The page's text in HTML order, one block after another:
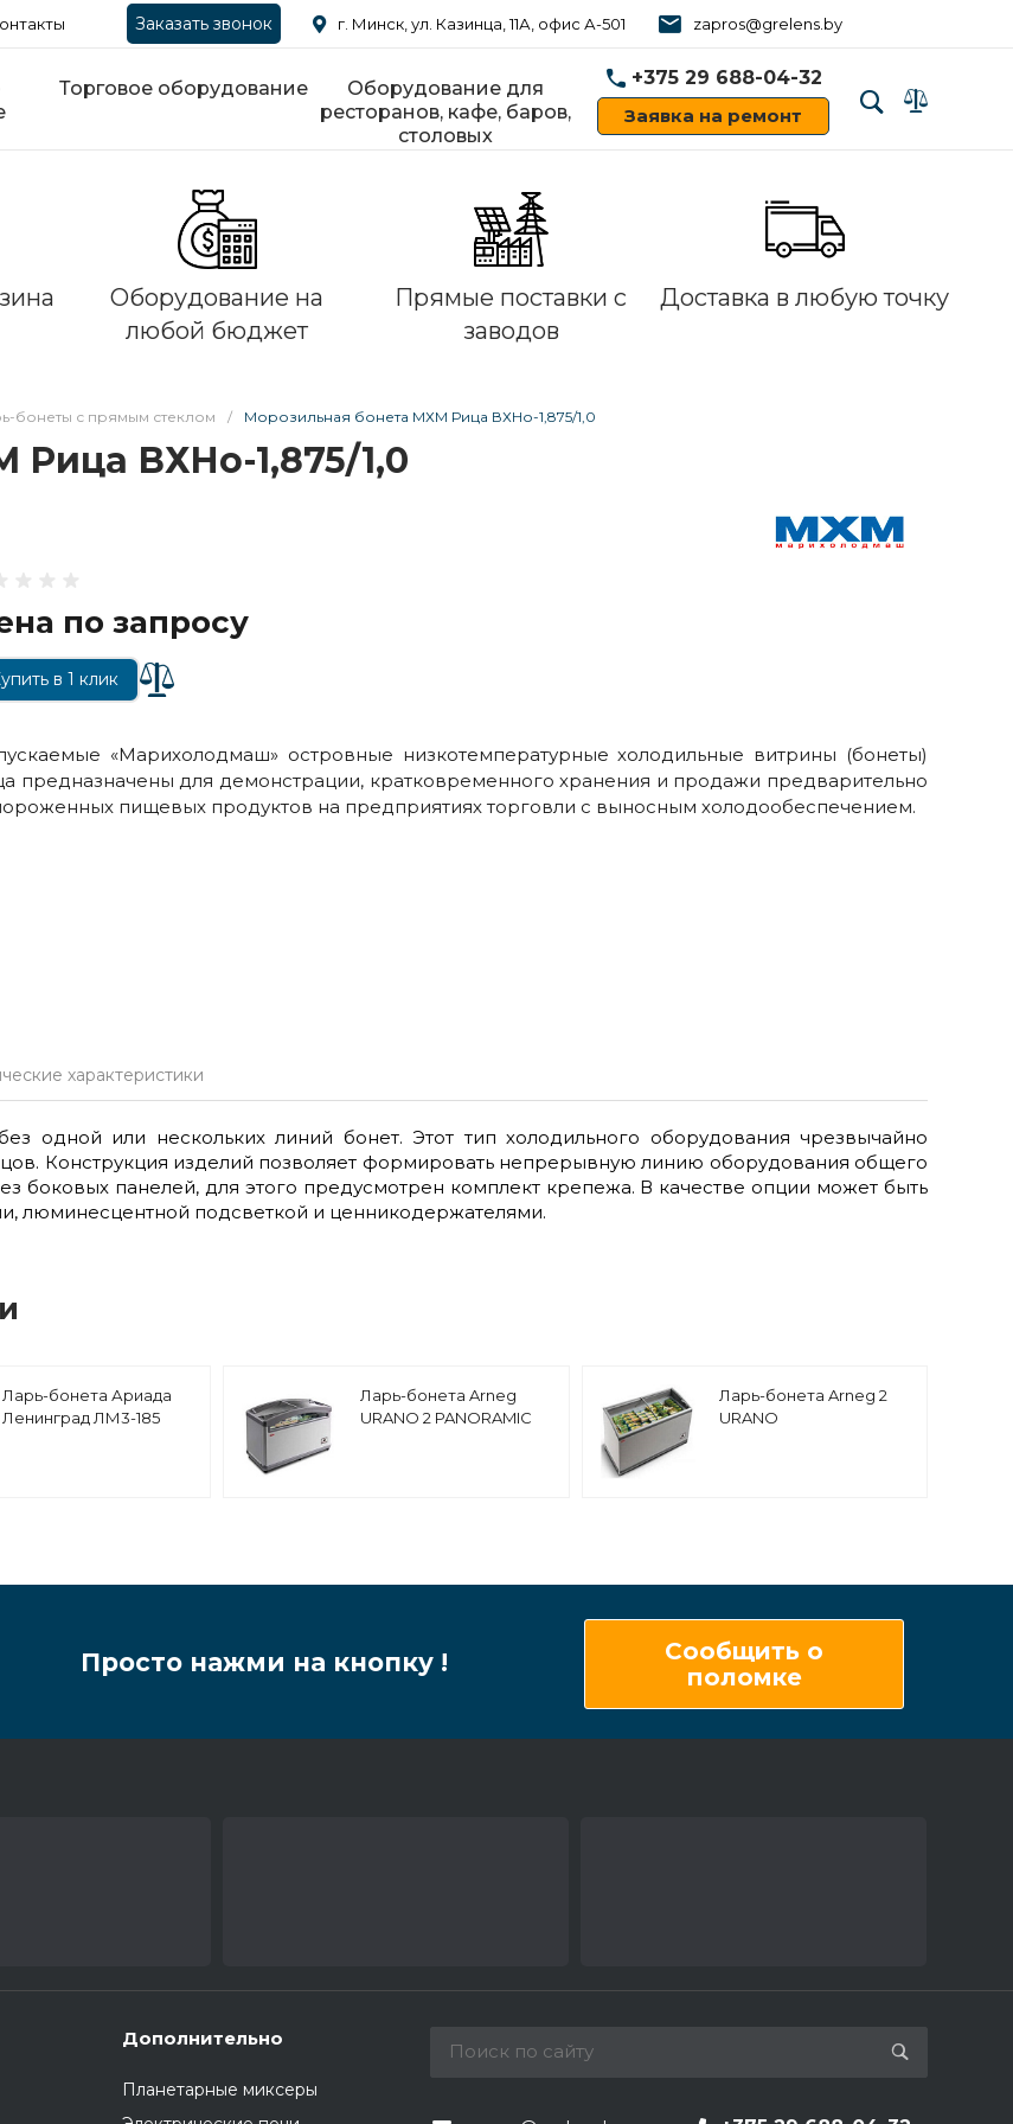
Заказать звонок г. Минск, ул. Казинца, 11А, офис А-501 zapros@grelens.by
Торговое оборудование
Оборудование для
ресторанов, кафе, баров,
столовых
+375 29 688-04-32
Заявка на ремонт
Оборудование на
любой бюджет
Прямые поставки с
заводов
Доставка в любую точку
бонеты с прямым стеклом / Морозильная бонета МХМ Рица ВХНо-1,875/1,0
ВХНо-1,875/1,0
по запросу
в 1 клик
«Марихолодмаш» островные низкотемпературные холодильные витрины (бонеты)
предназначены для демонстрации, кратковременного хранения и продажи предварительно
пищевых продуктов на предприятиях торговли с выносным холодообеспечением.
характеристики
одной или нескольких линий бонет. Этот тип холодильного оборудования чрезвычайно
Конструкция изделий позволяет формировать непрерывную линию оборудования общего
боковых панелей, для этого предусмотрен комплект крепежа. В качестве опции может быть
люминесцентной подсветкой и ценникодержателями.
Ларь-бонета Ариада
Ленинград ЛМ3-185
Ларь-бонета Arneg
URANO 2 PANORAMIC
Ларь-бонета Arneg 2
URANO
Просто нажми на кнопку !
Сообщить о
поломке
Дополнительно
Планетарные миксеры